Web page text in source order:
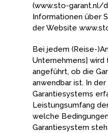
(www.sto-garant.nl/
Informationen über
der Website
Bei jedem (Reise-
Unternehmens] wird
angeführt, ob die
anwendbar ist. In
Garantiesystems
Leistungsumfang
welche
Garantiesystem